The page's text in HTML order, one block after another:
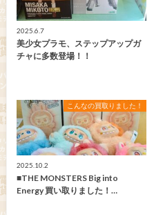
2025.6.7
美少女プラモ、ステップアップガ
チャに多数登場！！
こんなの買取りました！
2025.10.2
■THE MONSTERS Big into
Energy 買い取りました！…